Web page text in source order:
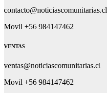
contacto@noticiascomunitarias.cl
Movil +56 984147462
VENTAS
ventas@noticiascomunitarias.cl
Movil +56 984147462